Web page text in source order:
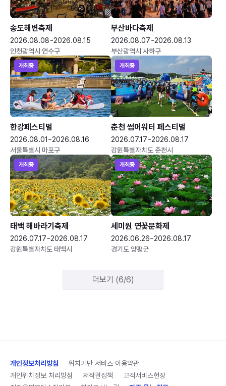
송도해변축제
2026.08.08~2026.08.15
인천광역시 연수구
부산바다축제
2026.08.07~2026.08.13
부산광역시 사하구
개최중
한강페스티벌
2026.08.01~2026.08.16
서울특별시 마포구
개최중
춘천 썸머워터 페스티벌
2026.07.17~2026.08.17
강원특별자치도 춘천시
개최중
태백 해바라기축제
2026.07.17~2026.08.17
강원특별자치도 태백시
개최중
세미원 연꽃문화제
2026.06.26~2026.08.17
경기도 양평군
더보기 (6/6)
개인정보처리방침
위치기반 서비스 이용약관
개인위치정보 처리방침
저작권정책
고객서비스헌장